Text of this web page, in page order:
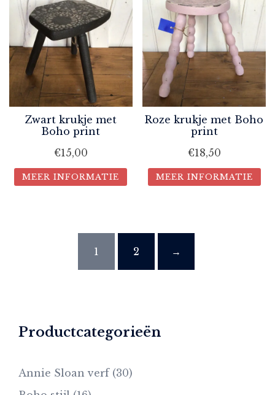
Zwart krukje met
Boho print
€15,00
MEER INFORMATIE
Roze krukje met Boho
print
€18,50
MEER INFORMATIE
1 2 →
Productcategorieën
Annie Sloan verf (30)